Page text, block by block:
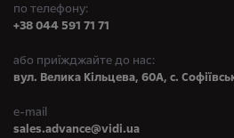
по телефону:
+38 044 591 71 71
або приїжджайте до нас:
вул. Велика Кільцева, 60А, с.
e-mail
sales.advance@vidi.ua